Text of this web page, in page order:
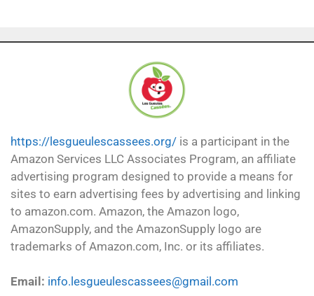
https://lesgueulescassees.org/ is a participant in the
Amazon Services LLC Associates Program, an affiliate
advertising program designed to provide a means for
sites to earn advertising fees by advertising and linking
to amazon.com. Amazon, the Amazon logo,
AmazonSupply, and the AmazonSupply logo are
trademarks of Amazon.com, Inc. or its affiliates.
Email: info.lesgueulescassees@gmail.com